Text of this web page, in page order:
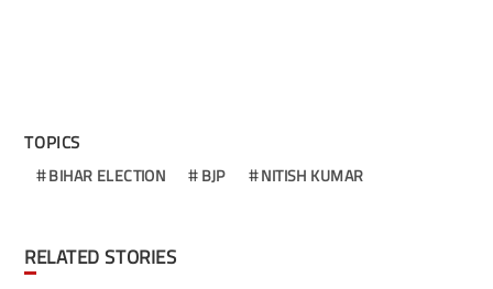
TOPICS
BIHAR ELECTION BJP NITISH KUMAR
RELATED STORIES